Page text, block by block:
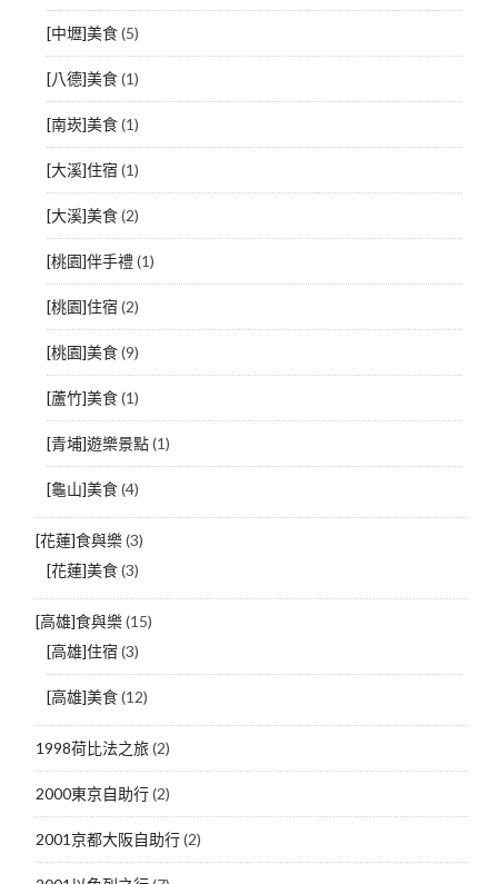
[中壢]美食(5)
[八德]美食(1)
[南崁]美食(1)
[大溪]住宿 (1)
[大溪]美食(2)
[桃園]伴手禮(1)
[桃園]住宿 (2)
[桃園]美食(9)
[蘆竹]美食(1)
[青埔]遊樂景點(1)
[龜山]美食(4)
[花蓮]食與樂(3)
[花蓮]美食(3)
[高雄]食與樂(15)
[高雄]住宿 (3)
[高雄]美食(12)
1998荷比法之旅(2)
2000東京自助行(2)
2001京都大阪自助行(2)